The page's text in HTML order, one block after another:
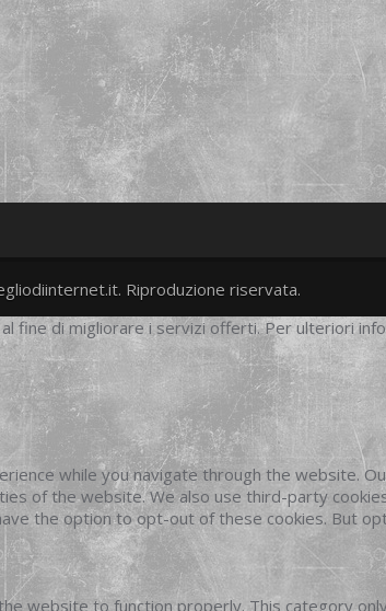
twittergoogleplus
facebook
Riproduzione riservata.
fine di migliorare i servizi offerti. Per ulteriori
while you navigate through the website.
of the website. We also use third-party
the option to opt-out of these cookies. But
website to function properly. This category